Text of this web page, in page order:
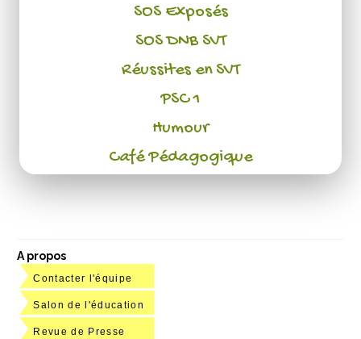
SOS Exposés
SOS DNB SVT
Réussites en SVT
PSC 1
Humour
Café Pédagogique
A propos
Contacter l'équipe
Salon de l'éducation
Revue de Presse